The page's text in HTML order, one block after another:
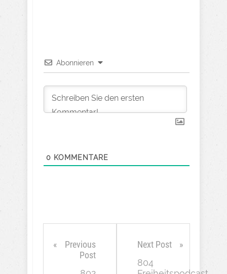
Abonnieren
0 KOMMENTARE
Previous
Post
Next Post
804